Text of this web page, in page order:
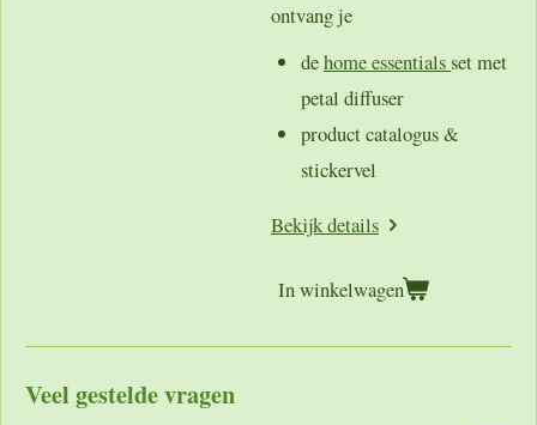
ontvang je
dehome essentialsset met
petal diffuser
product catalogus &
stickervel
Bekijk details
In winkelwagen
Veel gestelde vragen